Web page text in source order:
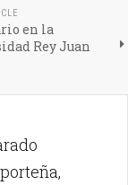
en la
Rey Juan